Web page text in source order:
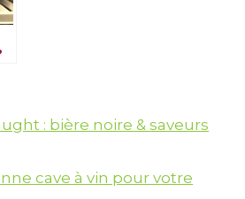
: bière noire & saveurs
cave à vin pour votre